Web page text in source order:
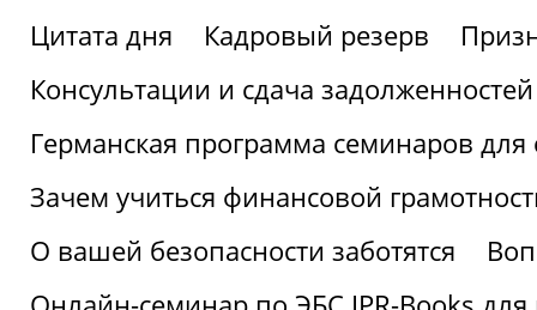
Цитата дня
Кадровый резерв
Консультации и сдача
Германская программа семинаров для
Зачем учиться финансовой
О вашей безопасности заботятся